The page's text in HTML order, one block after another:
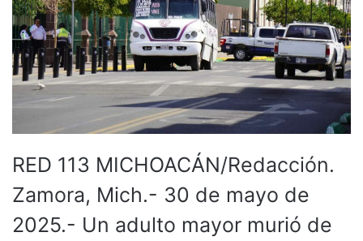
RED 113 MICHOACÁN/Redacción.
Zamora, Mich.- 30 de mayo de
2025.- Un adulto mayor murió de